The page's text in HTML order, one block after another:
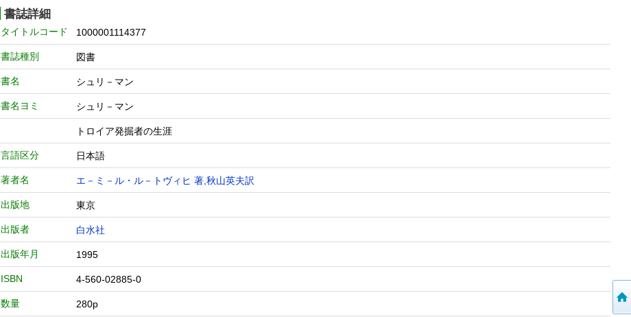
書誌詳細
タイトルコード 1000001114377
書誌種別 図書
書名 シュリ－マン
書名ヨミ シュリ－マン
トロイア発掘者の生涯
言語区分 日本語
著者名 エ－ミ－ル・ル－トヴィヒ 著,秋山英夫訳
出版地 東京
出版者 白水社
出版年月 1995
ISBN 4-560-02885-0
数量 280p